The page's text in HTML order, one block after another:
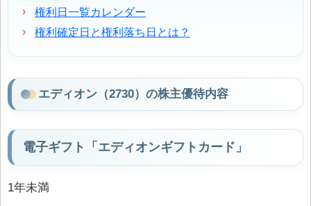
権利日一覧カレンダー
権利確定日と権利落ち日とは？
エディオン（2730）の株主優待内容
電子ギフト「エディオンギフトカード」
1年未満